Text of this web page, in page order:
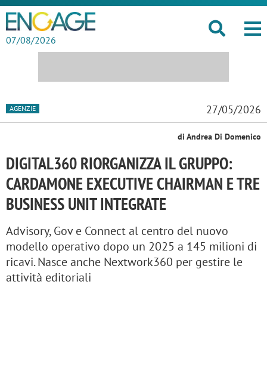
07/08/2026
AGENZIE 27/05/2026
di Andrea Di Domenico
DIGITAL360 RIORGANIZZA IL GRUPPO:
CARDAMONE EXECUTIVE CHAIRMAN E TRE
BUSINESS UNIT INTEGRATE
Advisory, Gov e Connect al centro del nuovo
modello operativo dopo un 2025 a 145 milioni di
ricavi. Nasce anche Nextwork360 per gestire le
attività editoriali